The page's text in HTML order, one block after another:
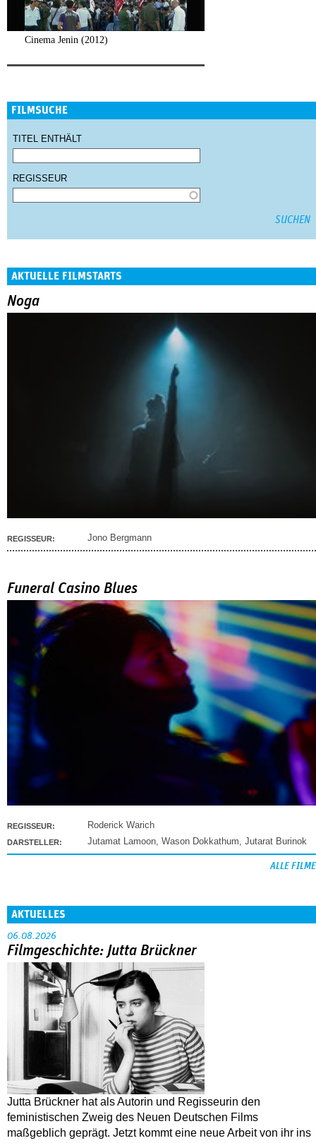
Cinema Jenin (2012)
FILMSUCHE
TITEL ENTHÄLT
REGISSEUR
AKTUELLE FILMSTARTS
Noga
REGISSEUR: Jono Bergmann
Funeral Casino Blues
REGISSEUR: Roderick Warich
DARSTELLER: Jutamat Lamoon, Wason Dokkathum, Jutarat Burinok
ALLE FILME
AKTUELLES
06.08.2026
Filmgeschichte: Jutta Brückner
Jutta Brückner hat als Autorin und Regisseurin den
feministischen Zweig des Neuen Deutschen Films
maßgeblich geprägt. Jetzt kommt eine neue Arbeit von ihr ins